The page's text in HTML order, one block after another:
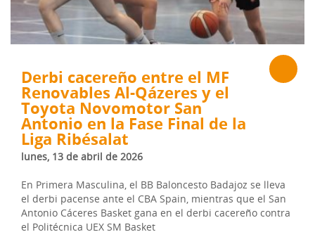
Derbi cacereño entre el MF
Renovables Al-Qázeres y el
Toyota Novomotor San
Antonio en la Fase Final de la
Liga Ribésalat
lunes, 13 de abril de 2026
En Primera Masculina, el BB Baloncesto Badajoz se lleva
el derbi pacense ante el CBA Spain, mientras que el San
Antonio Cáceres Basket gana en el derbi cacereño contra
el Politécnica UEX SM Basket